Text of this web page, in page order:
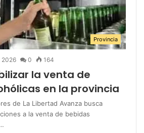
Provincia
2026 0 164
la venta de
en la provincia
de La Libertad Avanza busca
a la venta de bebidas